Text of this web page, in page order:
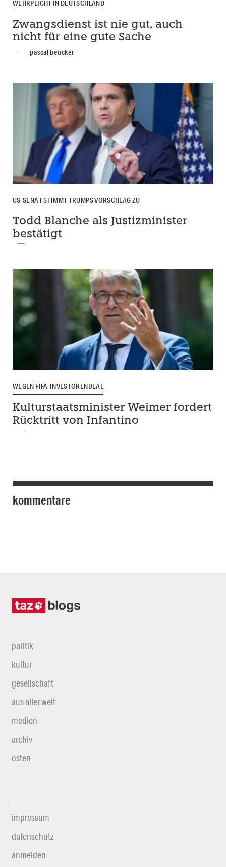
WEHRPLICHT IN DEUTSCHLAND
Zwangsdienst ist nie gut, auch
nicht für eine gute Sache
pascal beucker
US-SENAT STIMMT TRUMPS VORSCHLAG ZU
Todd Blanche als Justizminister
bestätigt
WEGEN FIFA-INVESTORENDEAL
Kulturstaatsminister Weimer fordert
Rücktritt von Infantino
kommentare
politik
kultur
gesellschaft
aus aller welt
medien
archiv
osten
impressum
datenschutz
anmelden